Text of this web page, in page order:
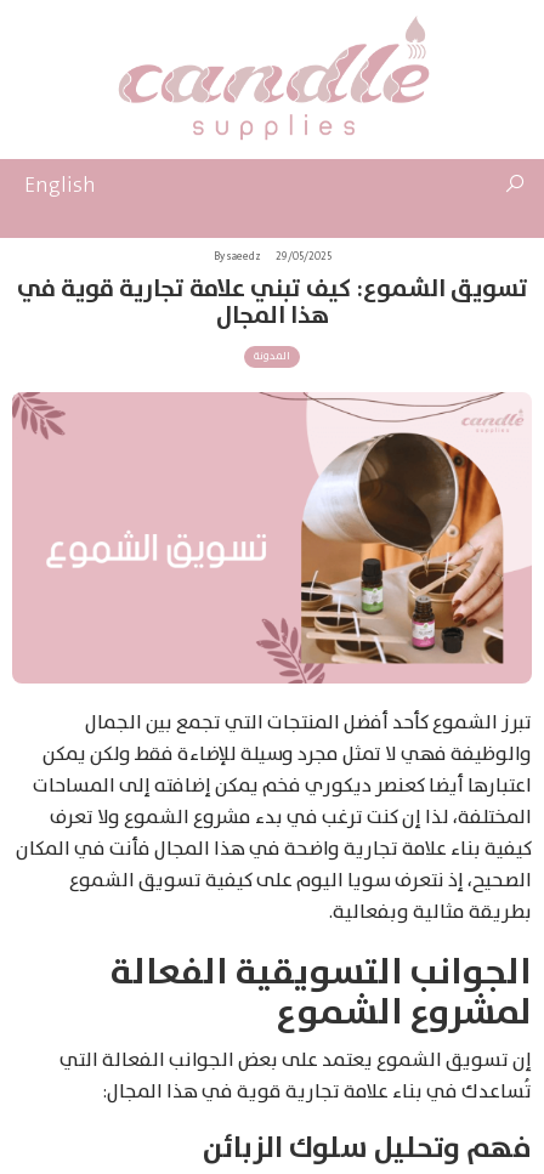
English
29/05/2025
By saeedz
تسويق الشموع: كيف تبني علامة تجارية قوية في
هذا المجال
المدونة
تبرز الشموع كأحد أفضل المنتجات التي تجمع بين الجمال
والوظيفة فهي لا تمثل مجرد وسيلة للإضاءة فقط ولكن يمكن
اعتبارها أيضا كعنصر ديكوري فخم يمكن إضافته إلى المساحات
المختلفة، لذا إن كنت ترغب في بدء مشروع الشموع ولا تعرف
كيفية بناء علامة تجارية واضحة في هذا المجال فأنت في المكان
الصحيح، إذ نتعرف سويا اليوم على كيفية تسويق الشموع
بطريقة مثالية وبفعالية.
الجوانب التسويقية الفعالة
لمشروع الشموع
إن تسويق الشموع يعتمد على بعض الجوانب الفعالة التي
تُساعدك في بناء علامة تجارية قوية في هذا المجال:
فهم وتحليل سلوك الزبائن